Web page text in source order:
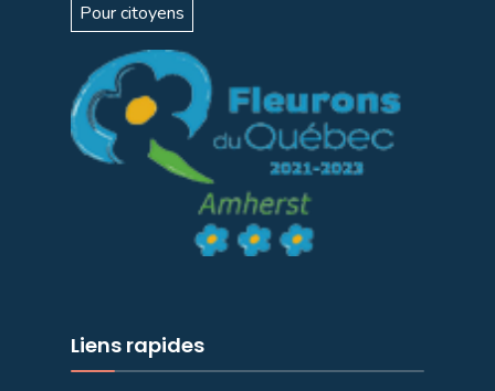
Pour citoyens
Liens rapides